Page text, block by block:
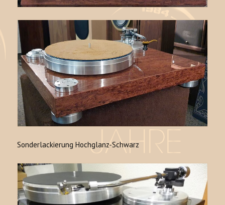
Sonderlackierung Hochglanz-Schwarz